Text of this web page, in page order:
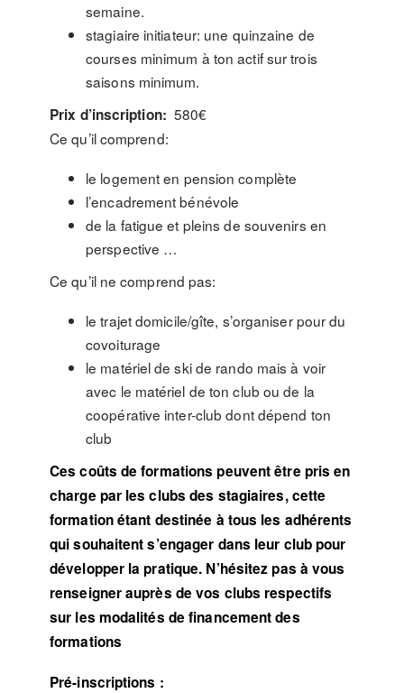
semaine.
stagiaire initiateur: une quinzaine de
courses minimum à ton actif sur trois
saisons minimum.
Prix d’inscription: 580€
Ce qu’il comprend:
le logement en pension complète
l’encadrement bénévole
de la fatigue et pleins de souvenirs en
perspective …
Ce qu’il ne comprend pas:
le trajet domicile/gîte, s’organiser pour du
covoiturage
le matériel de ski de rando mais à voir
avec le matériel de ton club ou de la
coopérative inter-club dont dépend ton
club
Ces coûts de formations peuvent être pris en
charge par les clubs des stagiaires, cette
formation étant destinée à tous les adhérents
qui souhaitent s’engager dans leur club pour
développer la pratique. N’hésitez pas à vous
renseigner auprès de vos clubs respectifs
sur les modalités de financement des
formations
Pré-inscriptions :